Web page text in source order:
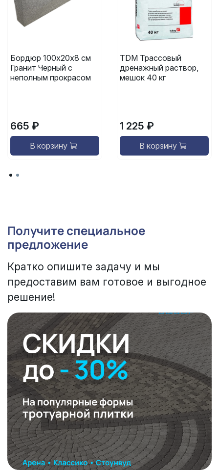
Бордюр 100х20х8 см
Гранит Черный с
неполным прокрасом
665 ₽
В корзину
TDM Трассовый
дренажный раствор,
мешок 40 кг
1 225 ₽
В корзину
Получите специальное
предложение
Кратко опишите задачу и мы
предоставим вам готовое и выгодное
решение!